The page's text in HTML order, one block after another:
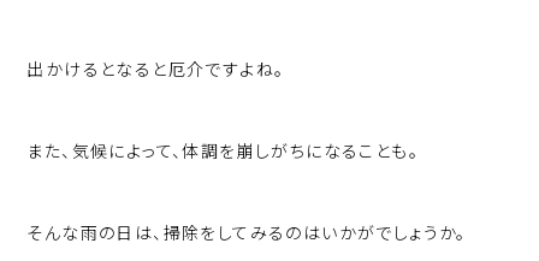
出かけるとなると厄介ですよね。
また、気候によって、体調を崩しがちになることも。
そんな雨の日は、掃除をしてみるのはいかがでしょうか。